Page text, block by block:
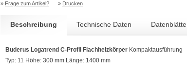
» Frage zum Artikel? » Drucken
Beschreibung Technische Daten
Buderus Logatrend C-Profil Flachheizkörper Kompaktausführung
Typ: 11 Höhe: 300 mm Länge: 1400 mm